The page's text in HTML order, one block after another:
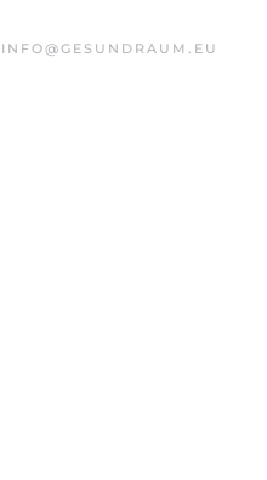
INFO@GESUNDRAUM.EU